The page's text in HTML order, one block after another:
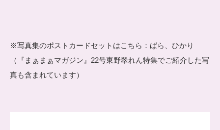
※写真集のポストカードセットはこちら： ばら
ひかり
（
『まぁまぁマガジン』22号東野翠れん特集でご紹介した写
真も含まれています）